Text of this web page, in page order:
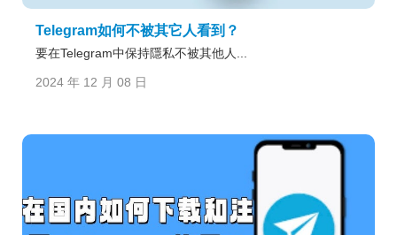
Telegram如何不被其它人看到？
要在Telegram中保持隱私不被其他人...
2024 年 12 月 08 日